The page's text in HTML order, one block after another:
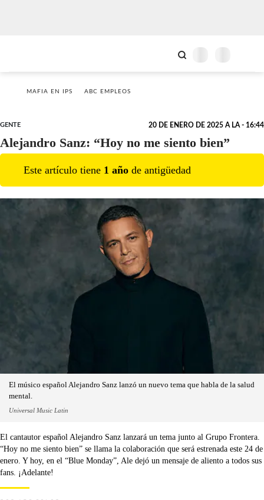
MAFIA EN IPS ABC EMPLEOS
GENTE 20 DE ENERO DE 2025 A LA - 16:44
Alejandro Sanz: “Hoy no me siento bien”
Este artículo tiene 1 año de antigüedad
El músico español Alejandro Sanz lanzó un nuevo tema que habla de la salud
mental.
Universal Music Latin
El cantautor español Alejandro Sanz lanzará un tema junto al Grupo Frontera.
“Hoy no me siento bien” se llama la colaboración que será estrenada este 24 de
enero. Y hoy, en el “Blue Monday”, Ale dejó un mensaje de aliento a todos sus
fans. ¡Adelante!